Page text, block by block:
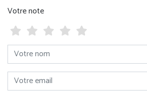
Votre note
Votre nom
Votre email